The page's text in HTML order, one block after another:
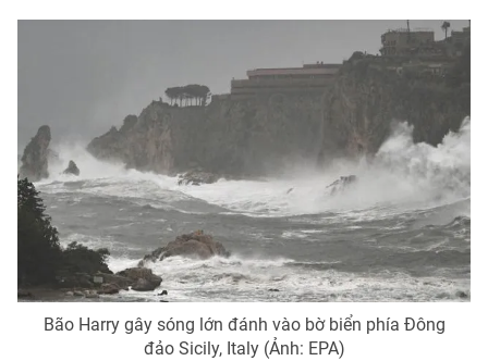
Góc doanh nghiệp
Dữ liệu và đời sống
Phim VTV
Hậu trường
Nhân vật
Giải sao mai
Giải trí
Điện ảnh
Âm nhạc
Sao
Đời sống
Làm đẹp
Chất lượng cuộc sống
Giáo dục
Tuyển sinh
Công nghệ
Bão Harry gây sóng lớn đánh vào bờ biển phía Đông
đảo Sicily, Italy (Ảnh: EPA)